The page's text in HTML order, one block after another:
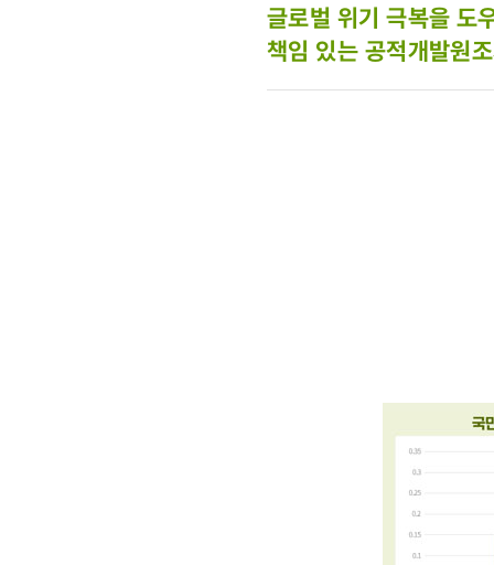
글로벌 위기 극복을 도
책임 있는 공적개발원